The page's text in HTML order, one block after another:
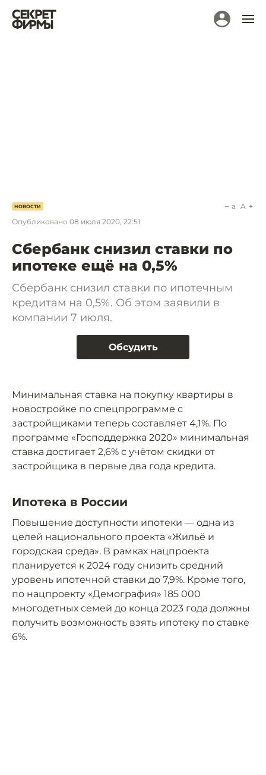
НОВОСТИ
Опубликовано 08 июля 2020, 22:51
a A
Сбербанк снизил ставки по
ипотеке ещё на 0,5%
Сбербанк снизил ставки по ипотечным
кредитам на 0,5%. Об этом заявили в
компании 7 июля.
Обсудить
Минимальная ставка на покупку квартиры в
новостройке по спецпрограмме с
застройщиками теперь составляет 4,1%. По
программе «Господдержка 2020» минимальная
ставка достигает 2,6% с учётом скидки от
застройщика в первые два года кредита.
Ипотека в России
Повышение доступности ипотеки — одна из
целей национального проекта «Жильё и
городская среда». В рамках нацпроекта
планируется к 2024 году снизить средний
уровень ипотечной ставки до 7,9%. Кроме того,
по нацпроекту «Демография» 185 000
многодетных семей до конца 2023 года должны
получить возможность взять ипотеку по ставке
6%.